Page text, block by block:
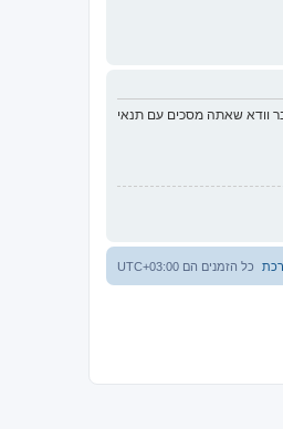
וודא שאתה מסכים עם תנאי
כל הזמנים הם UTC+03:00